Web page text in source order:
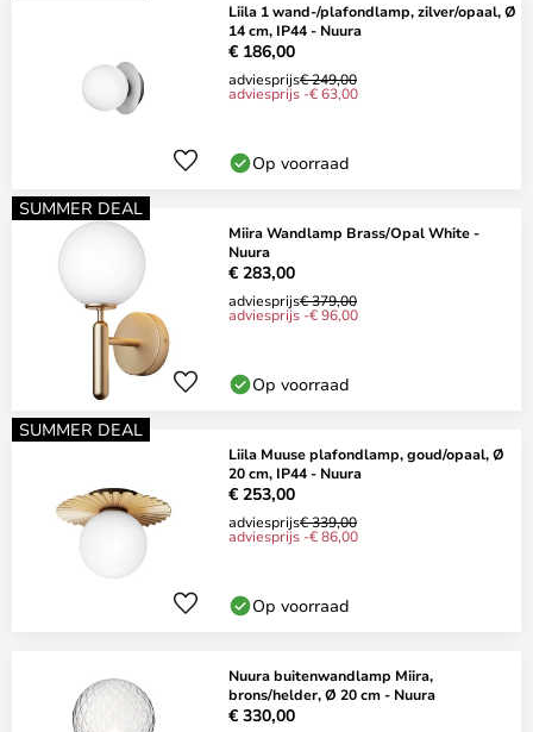
Liila 1 wand-/plafondlamp, zilver/opaal, Ø
14 cm, IP44 - Nuura
€ 186,00
adviesprijs€ 249,00
adviesprijs -€ 63,00
Op voorraad
SUMMER DEAL
Miira Wandlamp Brass/Opal White -
Nuura
€ 283,00
adviesprijs€ 379,00
adviesprijs -€ 96,00
Op voorraad
SUMMER DEAL
Liila Muuse plafondlamp, goud/opaal, Ø
20 cm, IP44 - Nuura
€ 253,00
adviesprijs€ 339,00
adviesprijs -€ 86,00
Op voorraad
Nuura buitenwandlamp Miira,
brons/helder, Ø 20 cm - Nuura
€ 330,00